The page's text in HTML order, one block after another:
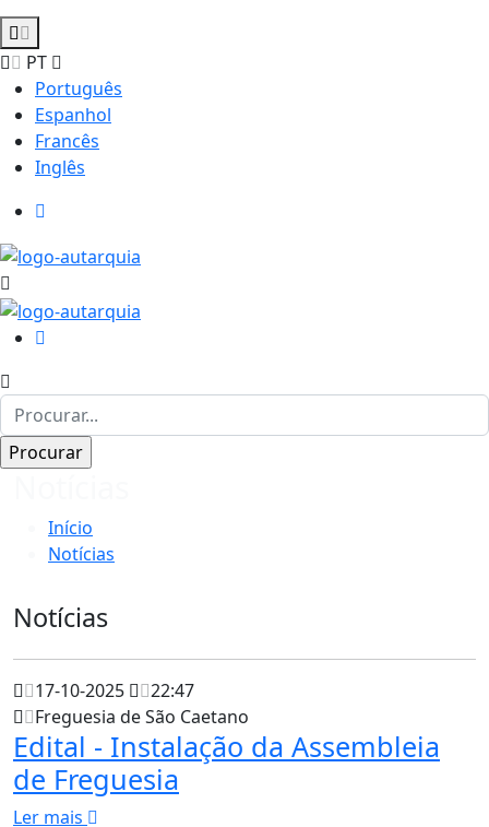
PT
Português
Espanhol
Francês
Inglês
Início
Notícias
Notícias
17-10-2025
22:47
Freguesia de São Caetano
Edital - Instalação da Assembleia
de Freguesia
Ler mais